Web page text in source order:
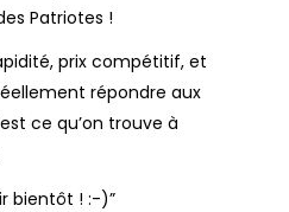
Patriotes !
prix compétitif, et
répondre aux
ce qu’on trouve à
bientôt ! :-)”